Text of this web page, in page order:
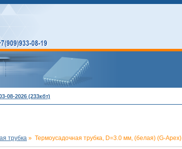
08-2026 (233кбт)
трубка » Термоусадочная трубка, D=3.0 мм, (белая) (G-Apex)